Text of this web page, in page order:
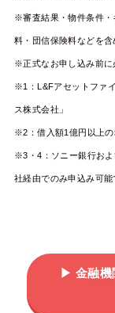
※審査結果・物件条件・
料・団信保険料などを含
※正式なお申し込み前に
※1：L&Fアセットファ
ス株式会社」
※2：借入額1億円以上の
※3・4：ソニー銀行お
社経由でのみ申込み可能
▶ 金融機